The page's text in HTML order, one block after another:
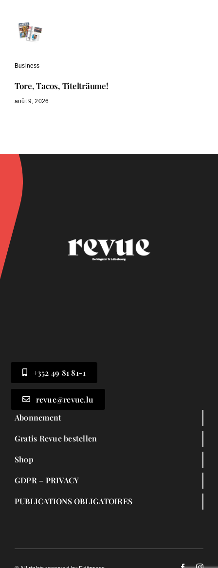
Business
Tore, Tacos, Titelträume!
août 9, 2026
+352 49 81 81-1
revue@revue.lu
Abonnement
Gratis Revue bestellen
Shop
GDPR – PRIVACY
PUBLICATIONS OBLIGATOIRES